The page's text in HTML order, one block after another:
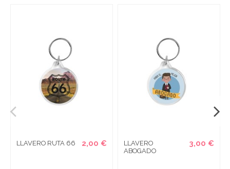
LLAVERO RUTA 66 2,00 €
LLAVERO
ABOGADO
3,00 €